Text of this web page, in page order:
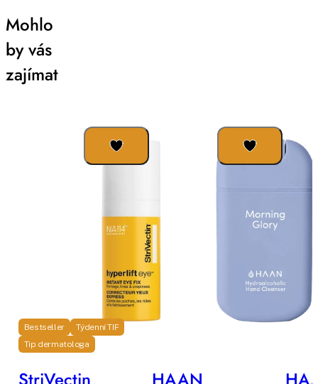
Mohlo
by vás
zajímat
Bestseller
Týdenní TIP
Tip dermatologa